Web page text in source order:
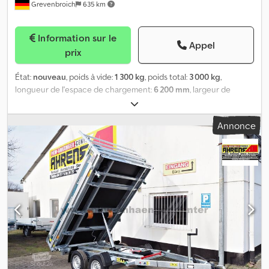
Grevenbroich 635 km
prix
Appel
État: nouveau, poids à vide:1 300 kg, poids total: 3 000 kg,
longueur de l'espace de chargement:6 200 mm, largeur de
2 200 mm
chargement:2 300 mm, Année de construction:2025, Veuillez
prendre rendez-vous pour une visite sur place en vue de l'achat
ou commandez directement en ligne dans notre boutique de
remorques. LU - VE : 08h00 à 12h30 & 14h00 à 18h00 ou 24h/24 via
notre boutique en ligne sur trailershop. Contenu et images sont
protégés par droits d’auteur - Logos et marques protégés 10/25.
Illustrations et toutes indications sans engagement, et le prix
s'entend sans la charge. Dwsdpfoxn Up Tox Adioa Des marques
fortes chez ANHÄNGERWIRTZ depuis plus de 34 ans Plus de 850
remorques en stock disponibles ainsi que vente d’accessoires /
Atelier pour Anssems - Brian James Trailers - Blyss - Brenderup -
Böckmann - Cheval Liberté - Debon - Eduard - HULCO - HENRA -
Koch - Martz - Neptun - SARIS - Tomplan - Trailershop - Variant -
Annonce